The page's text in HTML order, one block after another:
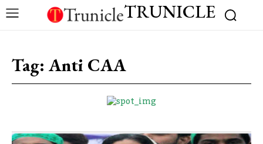
TRUNICLE
Tag: Anti CAA